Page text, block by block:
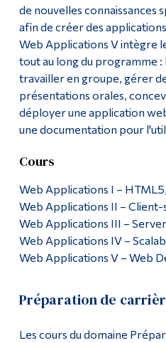
de nouvelles connaissances
afin de créer des
Web Applications V intègre
tout au long du programme :
travailler en groupe, gérer
présentations orales,
déployer une application
une documentation pour
Cours
Web Applications I –
Web Applications II –
Web Applications III –
Web Applications IV –
Web Applications V – Web
Préparation de
Les cours du domaine